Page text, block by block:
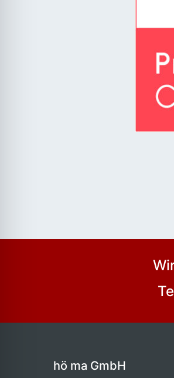
hö ma GmbH